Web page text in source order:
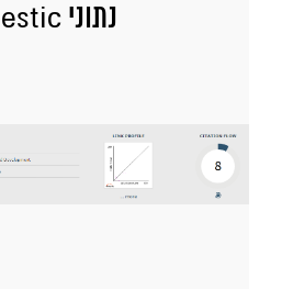
נתוני Majestic